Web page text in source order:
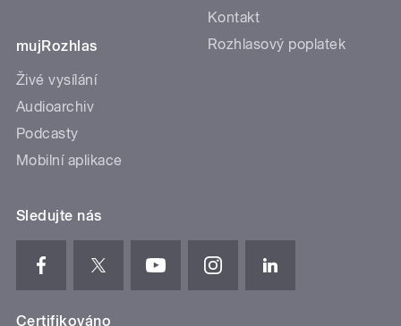
mujRozhlas
Živé vysílání
Audioarchiv
Podcasty
Mobilní aplikace
Kontakt
Rozhlasový poplatek
Sledujte nás
Certifikováno